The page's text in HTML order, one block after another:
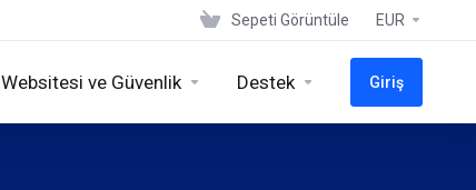
Sepeti Görüntüle EUR
Websitesi ve Güvenlik Destek Giriş